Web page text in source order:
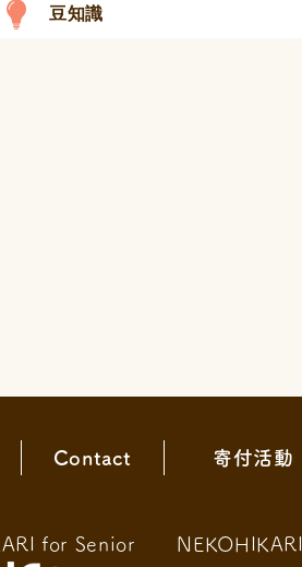
豆知識
Contact 寄付活動
for Senior NEKOHIKARI